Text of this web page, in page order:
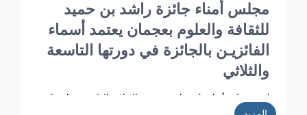
مجلس أمناء جائزة راشد بن حميد
للثقافة والعلوم بعجمان يعتمد أسماء
الفائزيـن بالجائزة في دورتها التاسعة
والثلاثي
اعتمد مجلس أمناء جائزة راشد بن حميد للثقافة والعلوم بعجمان نتائج